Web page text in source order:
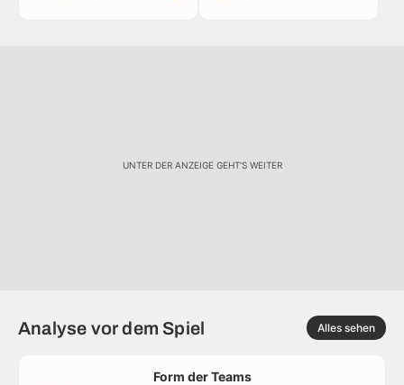
UNTER DER ANZEIGE GEHT'S WEITER
Analyse vor dem Spiel Alles sehen
Form der Teams